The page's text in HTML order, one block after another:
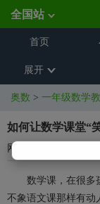
全国站
首页
展开
奥数 > 一年级数学
如何让数学课堂“
网络资源 2016-
数学课，在很多孩
不象语文课那样有动